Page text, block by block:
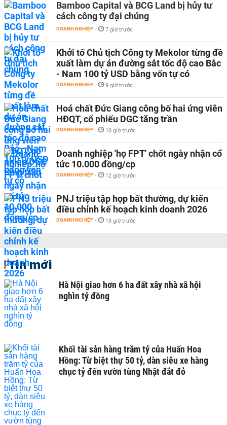
Bamboo Capital và BCG Land bị hủy tư
cách công ty đại chúng
DOANH NGHIỆP - 7 giờ trước
Khởi tố Chủ tịch Công ty Mekolor từng đề
xuất làm dự án đường sắt tốc độ cao Bắc
- Nam 100 tỷ USD bằng vốn tự có
DOANH NGHIỆP - 9 giờ trước
Hoá chất Đức Giang công bố hai ứng viên
HĐQT, cổ phiếu DGC tăng trần
DOANH NGHIỆP - 10 giờ trước
Doanh nghiệp 'họ FPT' chốt ngày nhận cổ
tức 10.000 đồng/cp
DOANH NGHIỆP - 12 giờ trước
PNJ triệu tập họp bất thường, dự kiến
điều chỉnh kế hoạch kinh doanh 2026
DOANH NGHIỆP - 13 giờ trước
Tin mới
Hà Nội giao hơn 6 ha đất xây nhà xã hội
nghìn tỷ đồng
Khối tài sản hàng trăm tỷ của Huấn Hoa
Hồng: Từ biệt thự 50 tỷ, dàn siêu xe hàng
chục tỷ đến vườn tùng Nhật đắt đỏ